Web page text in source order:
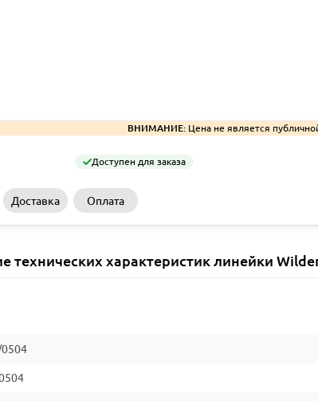
ВНИМАНИЕ: Цена не является
Доступен для заказа
Доставка Оплата
технических характеристик линейки
0504